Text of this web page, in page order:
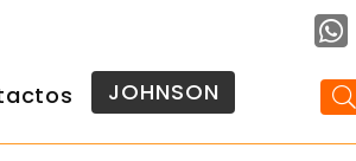
JOHNSON